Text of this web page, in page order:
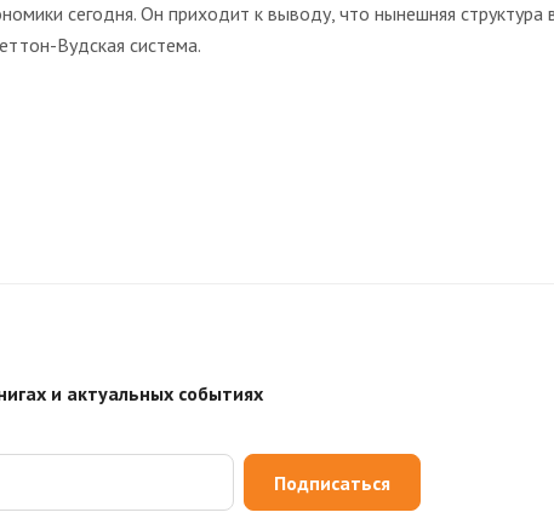
сегодня. Он приходит к выводу, что нынешняя
Вудская система.
и актуальных событиях
Подписаться